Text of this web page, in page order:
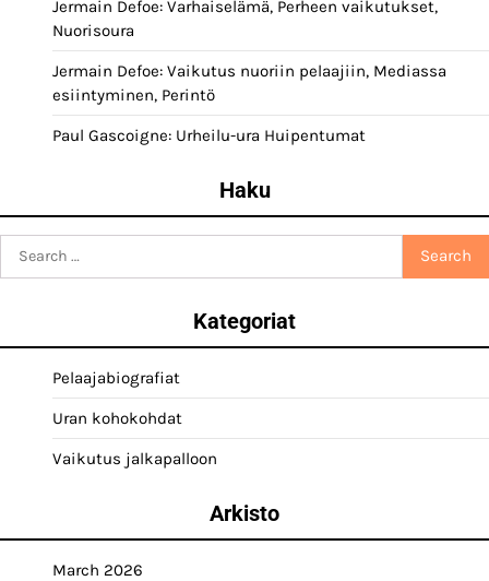
Jermain Defoe: Varhaiselämä, Perheen vaikutukset,
Nuorisoura
Jermain Defoe: Vaikutus nuoriin pelaajiin, Mediassa
esiintyminen, Perintö
Paul Gascoigne: Urheilu-ura Huipentumat
Haku
Search
for:
Kategoriat
Pelaajabiografiat
Uran kohokohdat
Vaikutus jalkapalloon
Arkisto
March 2026